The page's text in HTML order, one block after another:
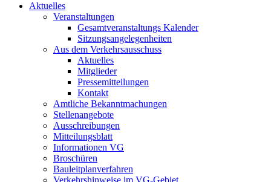
Aktuelles
Veranstaltungen
Gesamtveranstaltungs Kalender
Sitzungsangelegenheiten
Aus dem Verkehrsausschuss
Aktuelles
Mitglieder
Pressemitteilungen
Kontakt
Amtliche Bekanntmachungen
Stellenangebote
Ausschreibungen
Mitteilungsblatt
Informationen VG
Broschüren
Bauleitplanverfahren
Verkehrshinweise im VG-Gebiet